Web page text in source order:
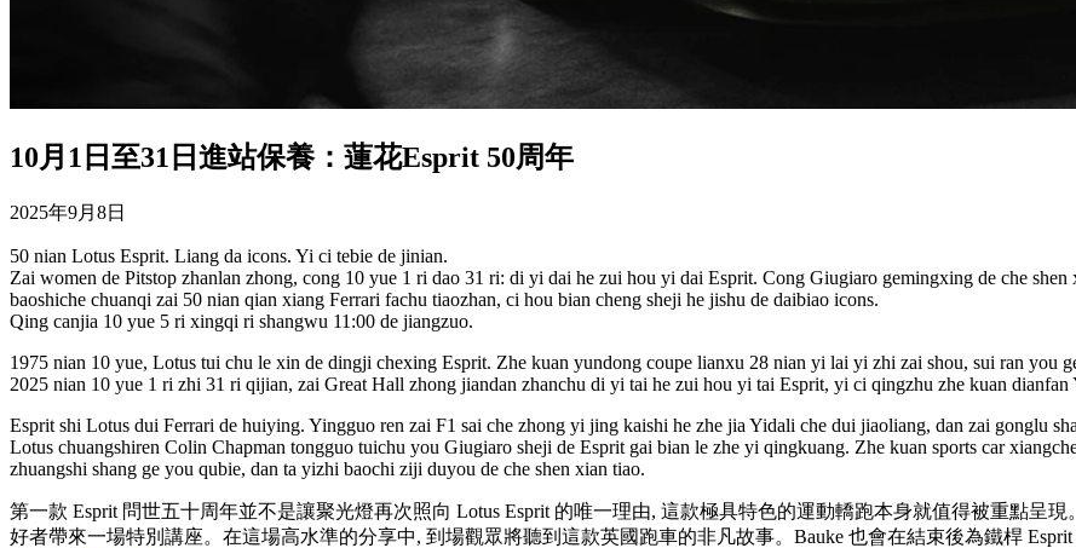
10月1日至31日進站保養：蓮花Esprit 50周年
2025年9月8日
50 nian Lotus Esprit. Liang da icons. Yi ci tebie de jinian.
Zai women de Pitstop zhanlan zhong, cong 10 yue 1 ri dao 31 ri: di yi dai he zui hou yi dai Esprit. Cong Giugiaro gemingxing de che
baoshiche chuanqi zai 50 nian qian xiang Ferrari fachu tiaozhan, ci hou bian cheng sheji he jishu de daibiao icons.
Qing canjia 10 yue 5 ri xingqi ri shangwu 11:00 de jiangzuo.
1975 nian 10 yue, Lotus tui chu le xin de dingji chexing Esprit. Zhe kuan yundong coupe lianxu 28 nian yi lai yi zhi zai shou, sui ran you
2025 nian 10 yue 1 ri zhi 31 ri qijian, zai Great Hall zhong jiandan zhanchu di yi tai he zui hou yi tai Esprit, yi ci qingzhu zhe kuan
Esprit shi Lotus dui Ferrari de huiying. Yingguo ren zai F1 sai che zhong yi jing kaishi he zhe jia Yidali che dui jiaoliang, dan zai gonglu
Lotus chuangshiren Colin Chapman tongguo tuichu you Giugiaro sheji de Esprit gai bian le zhe yi qingkuang. Zhe kuan sports car
zhuangshi shang ge you qubie, dan ta yizhi baochi ziji duyou de che shen xian tiao.
第一款 Esprit 問世五十周年並不是讓聚光燈再次照向 Lotus Esprit 的唯一理由, 這款極具特色的運動轎跑本身就值得被重點呈現
好者帶來一場特別講座。在這場高水準的分享中, 到場觀眾將聽到這款英國跑車的非凡故事。Bauke 也會在結束後為鐵桿